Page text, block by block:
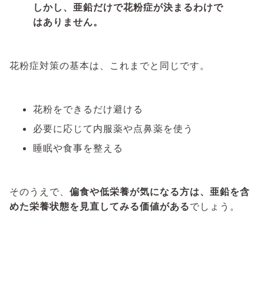
しかし、亜鉛だけで花粉症が決まるわけで
はありません。
花粉症対策の基本は、これまでと同じです。
花粉をできるだけ避ける
必要に応じて内服薬や点鼻薬を使う
睡眠や食事を整える
そのうえで、 偏食や低栄養が気になる方は、亜鉛を含
めた栄養状態を見直してみる価値があるでしょう。